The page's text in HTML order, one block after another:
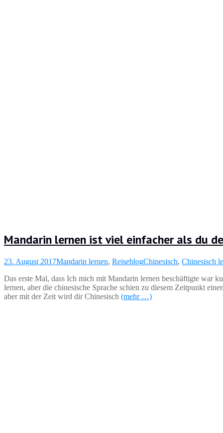
Mandarin lernen ist viel einfacher als du
23. August 2017Mandarin lernen, ReiseblogChinesisch, Chinesisch
Das erste Mal, dass Ich mich mit Mandarin lernen beschäftigte war
lernen, aber die chinesische Sprache schien zu diesem Zeitpunkt
aber mit der Zeit wird dir Chinesisch (mehr …)